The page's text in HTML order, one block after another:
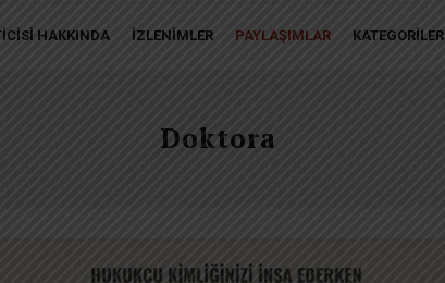
HAKKINDA İZLENİMLER PAYLAŞIMLAR KATEGORİLER
Doktora